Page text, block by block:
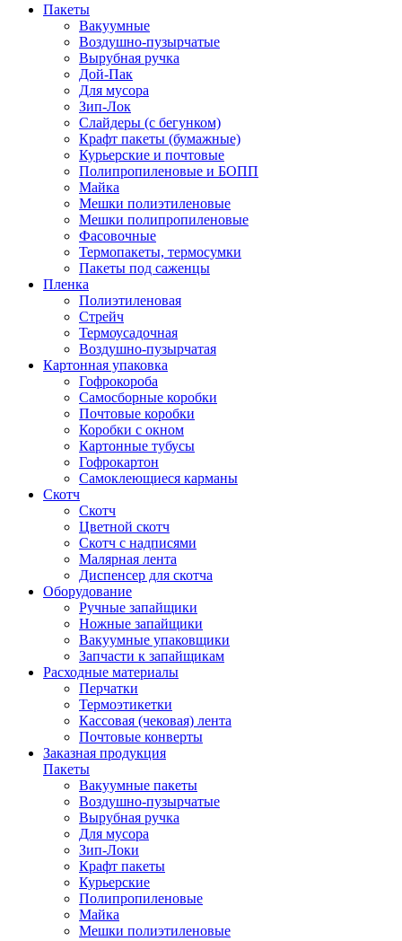
Пакеты
Вакуумные
Воздушно-пузырчатые
Вырубная ручка
Дой-Пак
Для мусора
Зип-Лок
Слайдеры (с бегунком)
Крафт пакеты (бумажные)
Курьерские и почтовые
Полипропиленовые и БОПП
Майка
Мешки полиэтиленовые
Мешки полипропиленовые
Фасовочные
Термопакеты, термосумки
Пакеты под саженцы
Пленка
Полиэтиленовая
Стрейч
Термоусадочная
Воздушно-пузырчатая
Картонная упаковка
Гофрокороба
Самосборные коробки
Почтовые коробки
Коробки с окном
Картонные тубусы
Гофрокартон
Самоклеющиеся карманы
Скотч
Скотч
Цветной скотч
Скотч с надписями
Малярная лента
Диспенсер для скотча
Оборудование
Ручные запайщики
Ножные запайщики
Вакуумные упаковщики
Запчасти к запайщикам
Расходные материалы
Перчатки
Термоэтикетки
Кассовая (чековая) лента
Почтовые конверты
Заказная продукция
Пакеты
Вакуумные пакеты
Воздушно-пузырчатые
Вырубная ручка
Для мусора
Зип-Локи
Крафт пакеты
Курьерские
Полипропиленовые
Майка
Мешки полиэтиленовые